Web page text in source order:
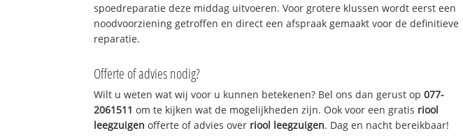
spoedreparatie deze middag uitvoeren. Voor grotere klussen wordt eerst een
noodvoorziening getroffen en direct een afspraak gemaakt voor de definitieve
reparatie.
Offerte of advies nodig?
Wilt u weten wat wij voor u kunnen betekenen? Bel ons dan gerust op077-
2061511 om te kijken wat de mogelijkheden zijn. Ook voor een gratis riool
leegzuigen offerte of advies over riool leegzuigen. Dag en nacht bereikbaar!